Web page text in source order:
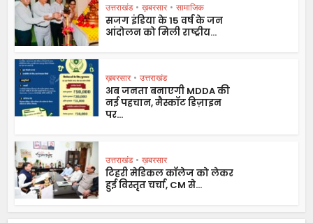
उत्तराखंड • ख़बरसार • सामाजिक
सजग इंडिया के 15 वर्ष के जन
आंदोलन को मिली राष्ट्रीय...
ख़बरसार • उत्तराखंड
अब जनता बनाएगी MDDA की
नई पहचान, मैस्कॉट डिज़ाइन
पर...
उत्तराखंड • ख़बरसार
टिहरी मेडिकल कॉलेज को लेकर
हुई विस्तृत चर्चा, CM से...